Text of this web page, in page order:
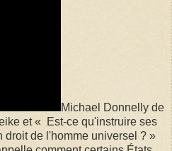
Michael Donnelly de
et « Est-ce qu'instruire ses
droit de l'homme universel ? »